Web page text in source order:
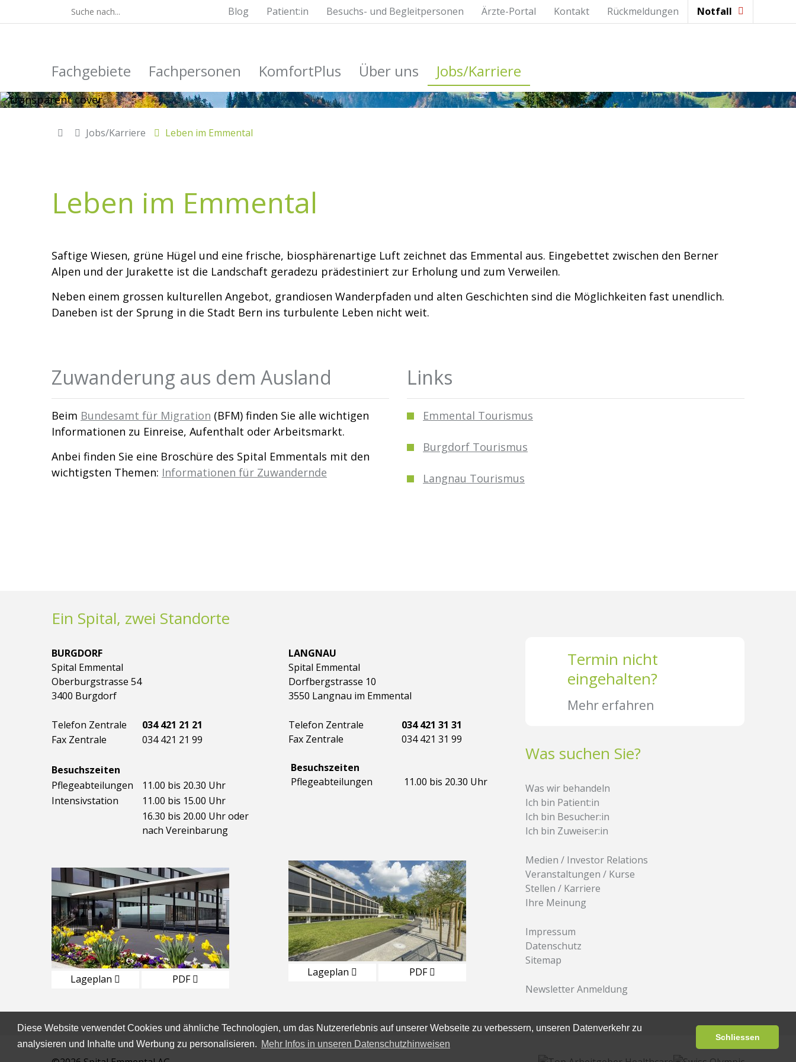
Diese Website verwendet Cookies und ähnliche Technologien, um das Nutzererlebnis auf unserer Webseite zu verbessern, unseren Datenverkehr zu
analysieren und Inhalte und Werbung zu personalisieren. Mehr Infos in unseren Datenschutzhinweisen
Schliessen
Notfall
Rückmeldungen
Kontakt
Ärzte-Portal
Besuchs- und Begleitpersonen
Patient:in
Blog
Fachgebiete Fachpersonen KomfortPlus Über uns Jobs/Karriere
Jobs/Karriere Leben im Emmental
Leben im Emmental
Saftige Wiesen, grüne Hügel und eine frische, biosphärenartige Luft zeichnet das Emmental aus. Eingebettet zwischen den Berner
Alpen und der Jurakette ist die Landschaft geradezu prädestiniert zur Erholung und zum Verweilen.
Neben einem grossen kulturellen Angebot, grandiosen Wanderpfaden und alten Geschichten sind die Möglichkeiten fast unendlich.
Daneben ist der Sprung in die Stadt Bern ins turbulente Leben nicht weit.
Zuwanderung aus dem Ausland
Beim Bundesamt für Migration (BFM) finden Sie alle wichtigen
Informationen zu Einreise, Aufenthalt oder Arbeitsmarkt.
Anbei finden Sie eine Broschüre des Spital Emmentals mit den
wichtigsten Themen: Informationen für Zuwandernde
Links
Emmental Tourismus
Burgdorf Tourismus
Langnau Tourismus
Ein Spital, zwei Standorte
BURGDORF
Spital Emmental
Oberburgstrasse 54
3400 Burgdorf
Telefon Zentrale
034 421 21 21
Fax Zentrale
034 421 21 99
Besuchszeiten
Pflegeabteilungen
11.00 bis 20.30 Uhr
Intensivstation
11.00 bis 15.00 Uhr
16.30 bis 20.00 Uhr oder
nach Vereinbarung
Lageplan PDF
LANGNAU
Spital Emmental
Dorfbergstrasse 10
3550 Langnau im Emmental
Telefon Zentrale
034 421 31 31
Fax Zentrale
034 421 31 99
Besuchszeiten
Pflegeabteilungen
11.00 bis 20.30 Uhr
Lageplan PDF
Termin nicht
eingehalten?
Mehr erfahren
Was suchen Sie?
Was wir behandeln
Ich bin Patient:in
Ich bin Besucher:in
Ich bin Zuweiser:in
Medien / Investor Relations
Veranstaltungen / Kurse
Stellen / Karriere
Ihre Meinung
Impressum
Datenschutz
Sitemap
Newsletter Anmeldung